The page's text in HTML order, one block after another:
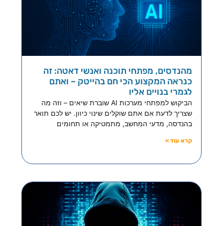
מהנדסים, מפתחי תוכנה ואנשי דאטה: זה
כנראה המקצוע הכי חם בהייטק – ואתם
לגמרי בנויים אליו
הביקוש למפתחי מערכות AI שוברת שיאים – וזה מה
שצריך לדעת אם אתם שוקלים שינוי כיוון. יש לכם תואר
בהנדסה, מדעי המחשב, מתמטיקה או תחומים
קרא עוד »